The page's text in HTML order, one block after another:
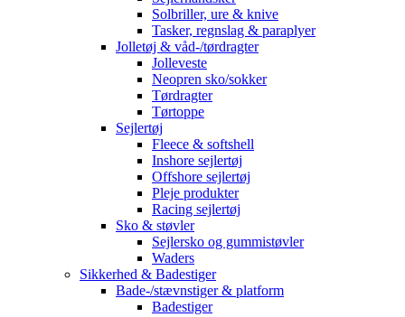
Solbriller, ure & knive
Tasker, regnslag & paraplyer
Jolletøj & våd-/tørdragter
Jolleveste
Neopren sko/sokker
Tørdragter
Tørtoppe
Sejlertøj
Fleece & softshell
Inshore sejlertøj
Offshore sejlertøj
Pleje produkter
Racing sejlertøj
Sko & støvler
Sejlersko og gummistøvler
Waders
Sikkerhed & Badestiger
Bade-/stævnstiger & platform
Badestiger